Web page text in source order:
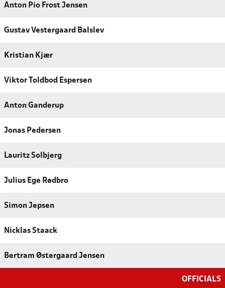
Anton Pio Frost Jensen
Gustav Vestergaard Balslev
Kristian Kjær
Viktor Toldbod Espersen
Anton Ganderup
Jonas Pedersen
Lauritz Solbjerg
Julius Ege Rødbro
Simon Jepsen
Nicklas Staack
Bertram Østergaard Jensen
OFFICIALS